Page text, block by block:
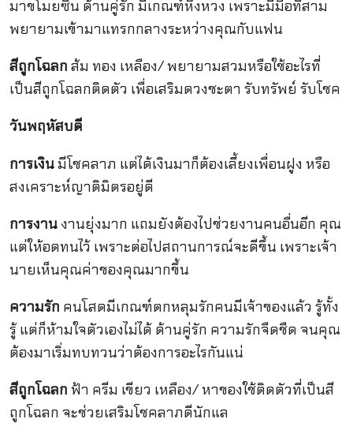
มาขโมยซีน ด้านคู่รัก มีเกณฑ์หึงหวง เพราะมีมือที่สาม
พยายามเข้ามาแทรกกลางระหว่างคุณกับแฟน
สีถูกโฉลก ส้ม ทอง เหลือง/ พยายามสวมหรือใช้อะไรที่
เป็นสีถูกโฉลกติดตัว เพื่อเสริมดวงชะตา รับทรัพย์ รับโชค
วันพฤหัสบดี
การเงินมีโชคลาภ แต่ได้เงินมาก็ต้องเลี้ยงเพื่อนฝูง หรือ
สงเคราะห์ญาติมิตรอยู่ดี
การงานงานยุ่งมาก แถมยังต้องไปช่วยงานคนอื่นอีก คุณ
แต่ให้อดทนไว้ เพราะต่อไปสถานการณ์จะดีขึ้น เพราะเจ้า
นายเห็นคุณค่าของคุณมากขึ้น
ความรัก คนโสดมีเกณฑ์ตกหลุมรักคนมีเจ้าของแล้ว รู้ทั้ง
รู้ แต่ก็ห้ามใจตัวเองไม่ได้ ด้านคู่รัก ความรักจืดชืด จนคุณ
ต้องมาเริ่มทบทวนว่าต้องการอะไรกันแน่
สีถูกโฉลก ฟ้า ครีม เขียว เหลือง/ หาของใช้ติดตัวที่เป็นสี
ถูกโฉลก จะช่วยเสริมโชคลาภดีนักแล